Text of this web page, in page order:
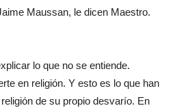
Maussan, le dicen Maestro.
lo que no se entiende.
en religión. Y esto es lo que han
de su propio desvarío. En